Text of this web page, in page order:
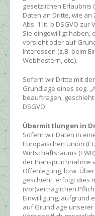
gesetzlichen Erlaubnis
Daten an Dritte, wie an
Abs. 1 lit. b DSGVO
Sie eingewilligt haben,
vorsieht oder auf
Interessen (z.B. beim
Webhostern, etc.).
Sofern wir Dritte mit
Grundlage eines sog.
beauftragen,
DSGVO.
Übermittlungen in
Sofern wir Daten in
Europäischen Union
Wirtschaftsraums
der Inanspruchnahme
Offenlegung, bzw.
geschieht, erfolgt dies
(vor)vertraglichen
Einwilligung, aufgrund
auf Grundlage